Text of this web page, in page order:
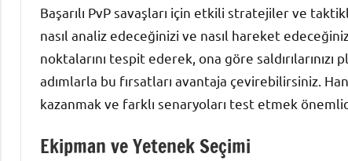
Başarılı PvP savaşları için etkili stratejiler ve
nasıl analiz edeceğinizi ve nasıl hareket
noktalarını tespit ederek, ona göre
adımlarla bu fırsatları avantaja çevirebilirsiniz.
kazanmak ve farklı senaryoları test etmek
Ekipman ve Yetenek Seçimi